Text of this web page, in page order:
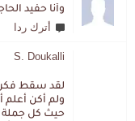
أترك ردا
S. Doukalli
لقد سقط
ولم أكن أعلم
حيث كل جملة